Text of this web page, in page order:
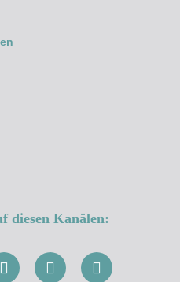
diesen Kanälen: